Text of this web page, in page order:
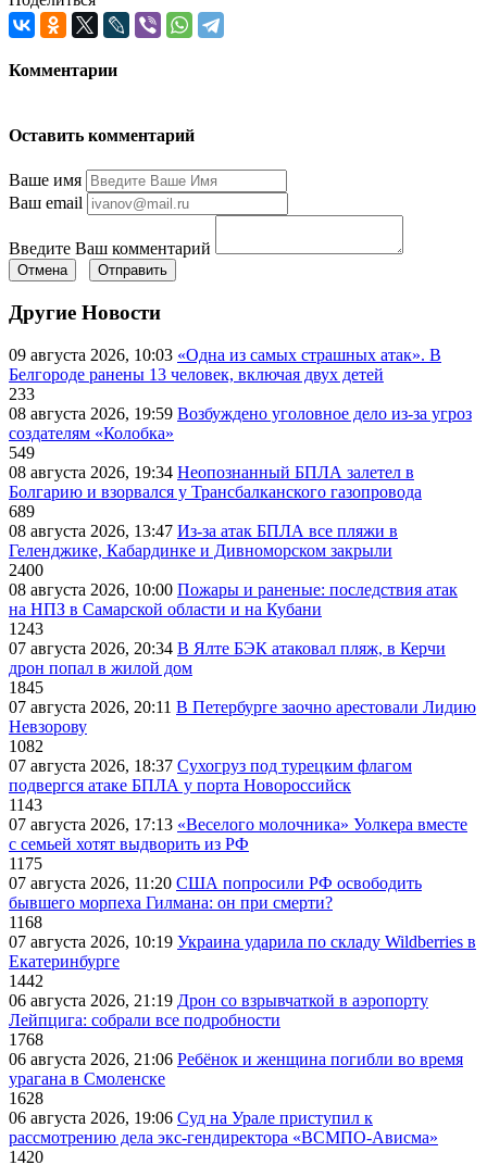
Комментарии
Оставить комментарий
Ваше имя
Ваш email
Введите Ваш комментарий
Отмена Отправить
Другие Новости
09 августа 2026, 10:03 «Одна из самых страшных атак». В
Белгороде ранены 13 человек, включая двух детей
233
08 августа 2026, 19:59 Возбуждено уголовное дело из-за угроз
создателям «Колобка»
549
08 августа 2026, 19:34 Неопознанный БПЛА залетел в
Болгарию и взорвался у Трансбалканского газопровода
689
08 августа 2026, 13:47 Из-за атак БПЛА все пляжи в
Геленджике, Кабардинке и Дивноморском закрыли
2400
08 августа 2026, 10:00 Пожары и раненые: последствия атак
на НПЗ в Самарской области и на Кубани
1243
07 августа 2026, 20:34 В Ялте БЭК атаковал пляж, в Керчи
дрон попал в жилой дом
1845
07 августа 2026, 20:11 В Петербурге заочно арестовали Лидию
Невзорову
1082
07 августа 2026, 18:37 Сухогруз под турецким флагом
подвергся атаке БПЛА у порта Новороссийск
1143
07 августа 2026, 17:13 «Веселого молочника» Уолкера вместе
с семьей хотят выдворить из РФ
1175
07 августа 2026, 11:20 США попросили РФ освободить
бывшего морпеха Гилмана: он при смерти?
1168
07 августа 2026, 10:19 Украина ударила по складу Wildberries в
Екатеринбурге
1442
06 августа 2026, 21:19 Дрон со взрывчаткой в аэропорту
Лейпцига: собрали все подробности
1768
06 августа 2026, 21:06 Ребёнок и женщина погибли во время
урагана в Смоленске
1628
06 августа 2026, 19:06 Суд на Урале приступил к
рассмотрению дела экс-гендиректора «ВСМПО-Ависма»
1420